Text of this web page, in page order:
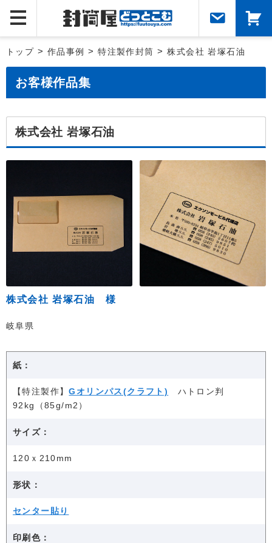
トップ > 作品事例 >特注製作封筒 >株式会社 岩塚石油
お客様作品集
株式会社 岩塚石油
株式会社 岩塚石油 様
岐阜県
紙：
【特注製作】Gオリンパス(クラフト)
ハトロン判
92kg（85g/m2）
サイズ：
120ｘ210mm
形状：
センター貼り
印刷色：